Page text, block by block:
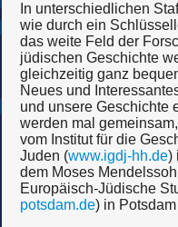
In unterschiedlichen
wie durch ein
das weite Feld der
jüdischen Geschichte
gleichzeitig ganz
Neues und
und unsere Geschichte
werden mal
vom Institut für die
Juden (www.igdj-hh.de)
dem Moses
Europäisch-Jüdische
potsdam.de) in